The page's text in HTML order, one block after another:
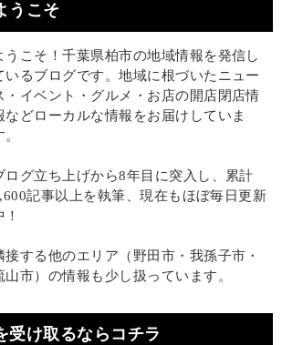
うこそ
うこそ！千葉県柏市の地域情報を発信し
いるブログです。地域に根づいたニュー
・イベント・グルメ・お店の開店閉店情
などローカルな情報をお届けしていま
ログ立ち上げから8年目に突入し、累計
記事以上を執筆、現在もほぼ毎日更新
！
接する他のエリア（野田市・我孫子市・
山市）の情報も少し扱っています。
受け取るならコチラ